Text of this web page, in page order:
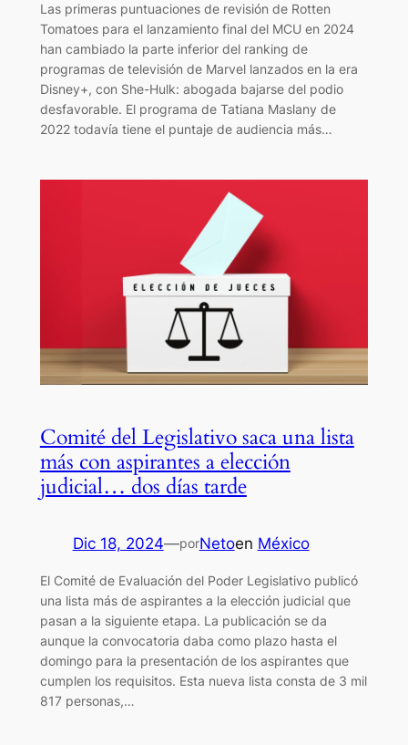
Las primeras puntuaciones de revisión de Rotten
Tomatoes para el lanzamiento final del MCU en 2024
han cambiado la parte inferior del ranking de
programas de televisión de Marvel lanzados en la era
Disney+, con She-Hulk: abogada bajarse del podio
desfavorable. El programa de Tatiana Maslany de
2022 todavía tiene el puntaje de audiencia más…
Comité del Legislativo saca una lista
más con aspirantes a elección
judicial… dos días tarde
Dic 18, 2024—porNetoen México
El Comité de Evaluación del Poder Legislativo publicó
una lista más de aspirantes a la elección judicial que
pasan a la siguiente etapa. La publicación se da
aunque la convocatoria daba como plazo hasta el
domingo para la presentación de los aspirantes que
cumplen los requisitos. Esta nueva lista consta de 3 mil
817 personas,…